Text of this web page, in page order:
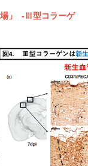
場」 -Ⅲ型コラーゲ